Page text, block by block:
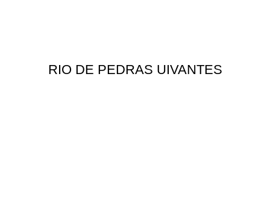
RIO DE PEDRAS UIVANTES